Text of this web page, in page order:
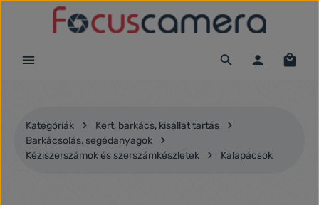
Ugrás a fő tartalomra
Kategóriák
Kert, barkács, kisállat tartás
Barkácsolás, segédanyagok
Kéziszerszámok és szerszámkészletek
Kalapácsok